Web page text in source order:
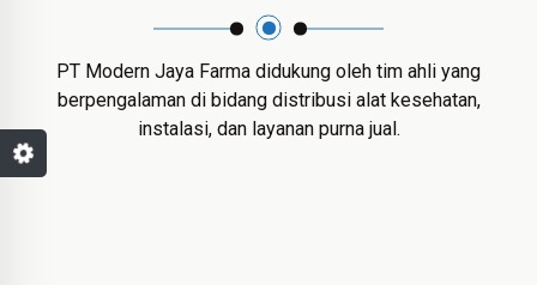
PT Modern Jaya Farma didukung oleh tim ahli yang
berpengalaman di bidang distribusi alat kesehatan,
instalasi, dan layanan purna jual.